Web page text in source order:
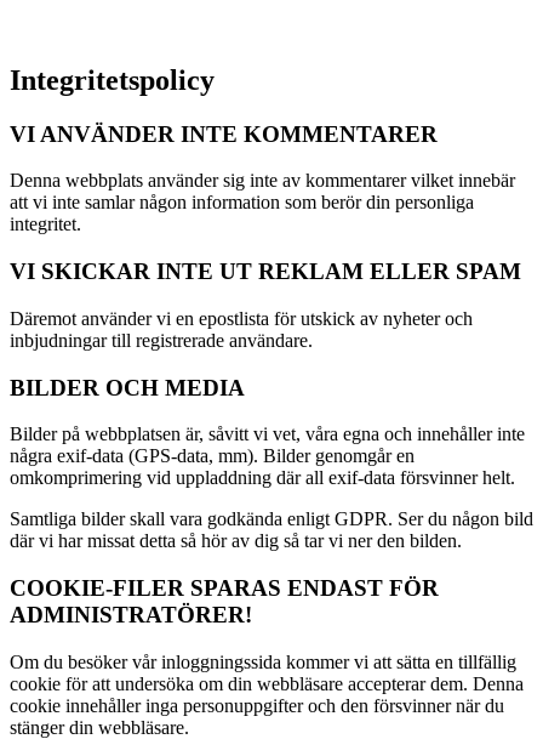
Integritetspolicy
VI ANVÄNDER INTE KOMMENTARER
Denna webbplats använder sig inte av kommentarer vilket innebär
att vi inte samlar någon information som berör din personliga
integritet.
VI SKICKAR INTE UT REKLAM ELLER SPAM
Däremot använder vi en epostlista för utskick av nyheter och
inbjudningar till registrerade användare.
BILDER OCH MEDIA
Bilder på webbplatsen är, såvitt vi vet, våra egna och innehåller inte
några exif-data (GPS-data, mm). Bilder genomgår en
omkomprimering vid uppladdning där all exif-data försvinner helt.
Samtliga bilder skall vara godkända enligt GDPR. Ser du någon bild
där vi har missat detta så hör av dig så tar vi ner den bilden.
COOKIE-FILER SPARAS ENDAST FÖR
ADMINISTRATÖRER!
Om du besöker vår inloggningssida kommer vi att sätta en tillfällig
cookie för att undersöka om din webbläsare accepterar dem. Denna
cookie innehåller inga personuppgifter och den försvinner när du
stänger din webbläsare.